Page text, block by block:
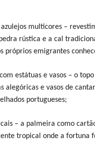
azulejos multicores –
rústica e a cal
próprios emigrantes
estátuas e vasos – o
alegóricas e vasos de
portugueses;
– a palmeira como
tropical onde a fortuna